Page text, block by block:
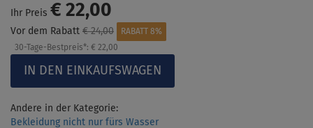
Ihr Preis € 22,00
Vor dem Rabatt € 24,00
RABATT 8%
30-Tage-Bestpreis*: € 22,00
Andere in der Kategorie:
Bekleidung nicht nur fürs Wasser